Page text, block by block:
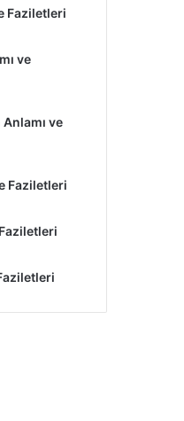
Faziletleri
ve
ve
Faziletleri